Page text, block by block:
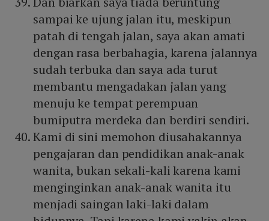
sampai ke ujung jalan itu, meskipun
patah di tengah jalan, saya akan amati
dengan rasa berbahagia, karena jalannya
sudah terbuka dan saya ada turut
membantu mengadakan jalan yang
menuju ke tempat perempuan
bumiputra merdeka dan berdiri sendiri.
Kami di sini memohon diusahakannya
pengajaran dan pendidikan anak-anak
wanita, bukan sekali-kali karena kami
menginginkan anak-anak wanita itu
menjadi saingan laki-laki dalam